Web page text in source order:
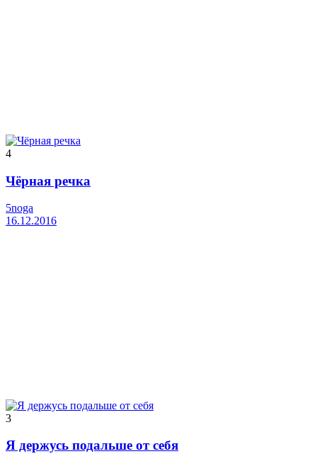
4
Чёрная речка
5noga
16.12.2016
3
Я держусь подальше от себя